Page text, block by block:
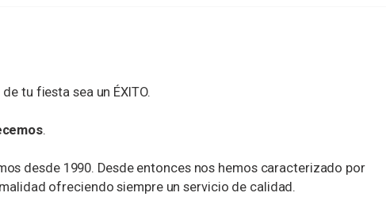
tu fiesta sea un ÉXITO.
.
desde 1990. Desde entonces nos hemos caracterizado por
ofreciendo siempre un servicio de calidad.